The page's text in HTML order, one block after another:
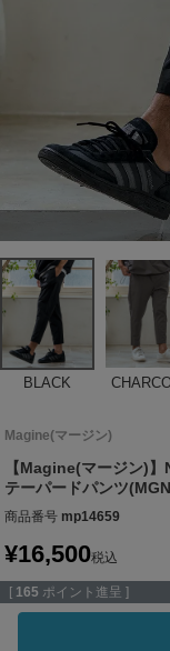
BLACK
Magine(マージン)
【Magine(マージン)
テーパードパンツ
商品番号 mp14659
¥16,500税込
[ 165 ポイント進呈 ]